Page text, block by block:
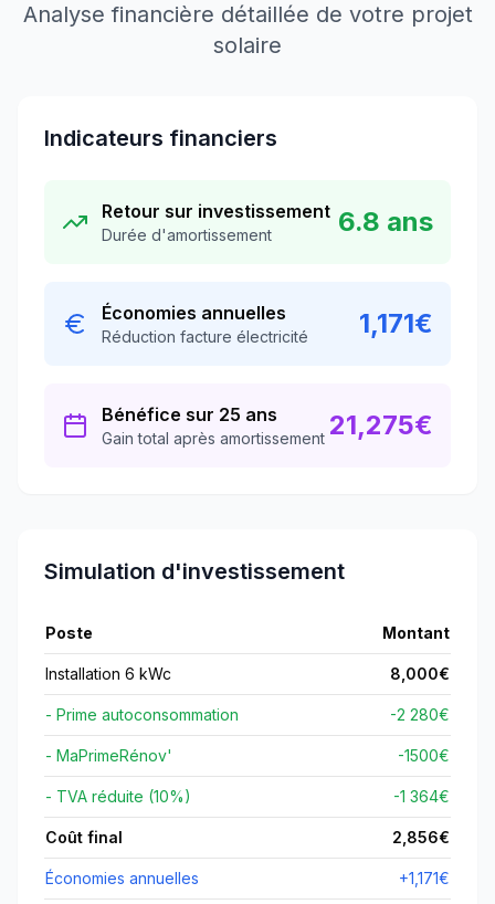
Analyse financière détaillée de votre projet
solaire
Indicateurs financiers
Retour sur investissement
Durée d'amortissement 6.8 ans
Économies annuelles
Réduction facture électricité 1,171€
Bénéfice sur 25 ans
Gain total après amortissement 21,275€
Simulation d'investissement
Poste Montant
Installation 6 kWc 8,000€
- Prime autoconsommation -2 280€
- MaPrimeRénov' -1500€
- TVA réduite (10%) -1 364€
Coût final 2,856€
Économies annuelles +1,171€